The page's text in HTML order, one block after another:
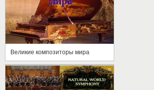
Великие композиторы мира